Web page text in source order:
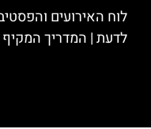
לוח האירועים
לדעת | המדריך המקיף